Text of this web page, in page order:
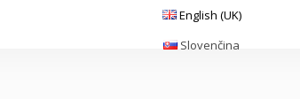
English (UK)
Slovenčina